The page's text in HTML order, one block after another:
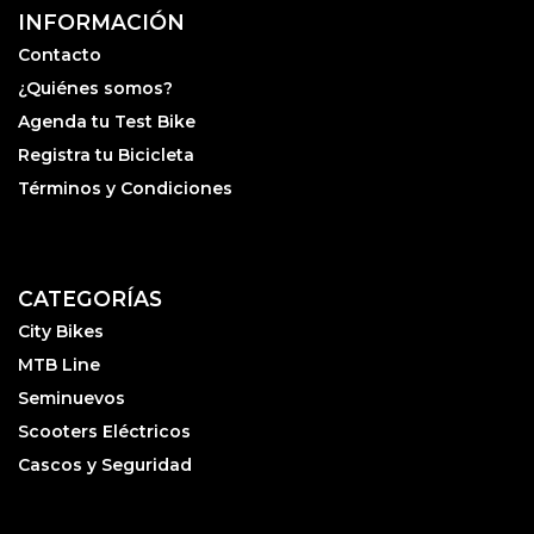
INFORMACIÓN
Contacto
¿Quiénes somos?
Agenda tu Test Bike
Registra tu Bicicleta
Términos y Condiciones
CATEGORÍAS
City Bikes
MTB Line
Seminuevos
Scooters Eléctricos
Cascos y Seguridad